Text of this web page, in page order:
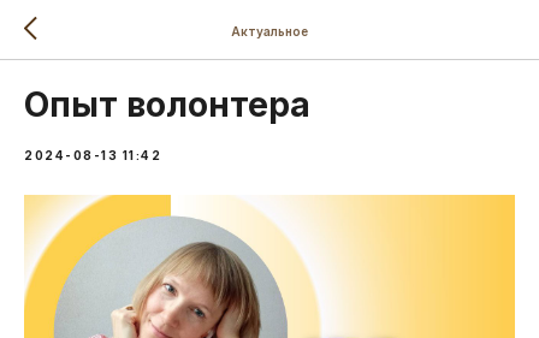
Актуальное
Опыт волонтера
2024-08-13 11:42